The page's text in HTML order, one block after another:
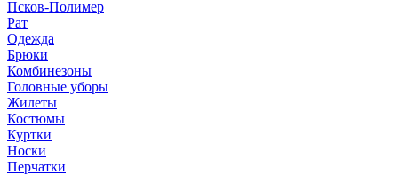
Псков-Полимер
Рат
Одежда
Брюки
Комбинезоны
Головные уборы
Жилеты
Костюмы
Куртки
Носки
Перчатки